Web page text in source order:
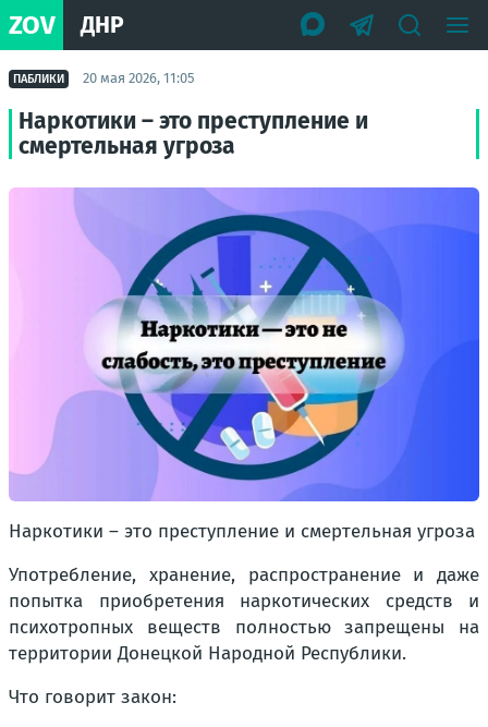
ZOV ДНР
ПАБЛИКИ 20 мая 2026, 11:05
Наркотики – это преступление и
смертельная угроза
Наркотики – это преступление и смертельная угроза
Употребление, хранение, распространение и даже
попытка приобретения наркотических средств и
психотропных веществ полностью запрещены на
территории Донецкой Народной Республики.
Что говорит закон: